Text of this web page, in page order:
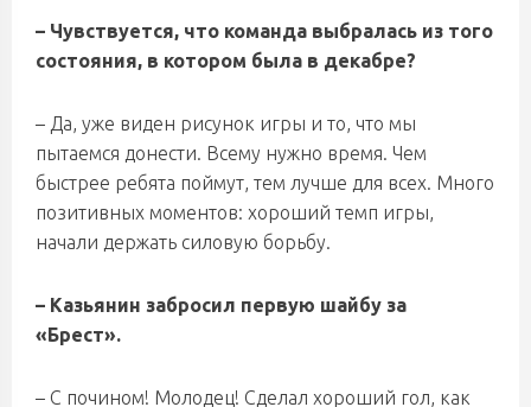
– Чувствуется, что команда выбралась из того
состояния, в котором была в декабре?
– Да, уже виден рисунок игры и то, что мы
пытаемся донести. Всему нужно время. Чем
быстрее ребята поймут, тем лучше для всех. Много
позитивных моментов: хороший темп игры,
начали держать силовую борьбу.
– Казьянин забросил первую шайбу за
«Брест».
– С почином! Молодец! Сделал хороший гол, как